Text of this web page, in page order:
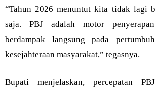
“Tahun 2026 menuntut kita tidak lagi
saja. PBJ adalah motor
berdampak langsung pada
kesejahteraan masyarakat,” tegasnya.
Bupati menjelaskan, percepatan